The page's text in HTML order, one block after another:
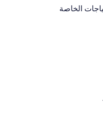
الخاصة